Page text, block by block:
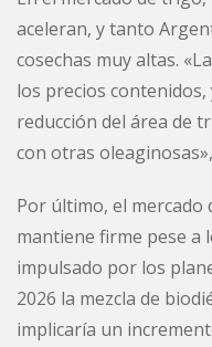
aceleran, y tanto
cosechas muy altas.
los precios
reducción del área de
con otras
Por último, el mercado
mantiene firme pese a
impulsado por los
2026 la mezcla de
implicaría un